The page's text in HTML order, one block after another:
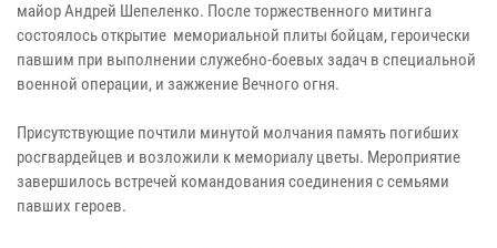
майор Андрей Шепеленко. После торжественного митинга
состоялось открытие мемориальной плиты бойцам, героически
павшим при выполнении служебно-боевых задач в специальной
военной операции, и зажжение Вечного огня.
Присутствующие почтили минутой молчания память погибших
росгвардейцев и возложили к мемориалу цветы. Мероприятие
завершилось встречей командования соединения с семьями
павших героев.